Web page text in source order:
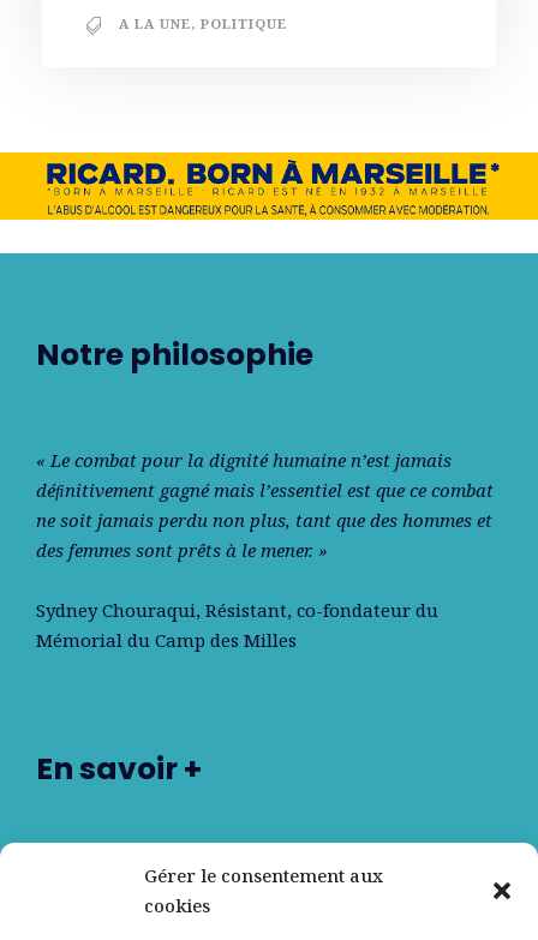
Gérer le consentement aux
cookies
A LA UNE, POLITIQUE
Notre philosophie
« Le combat pour la dignité humaine n’est jamais
déﬁnitivement gagné mais l’essentiel est que ce combat
ne soit jamais perdu non plus, tant que des hommes et
des femmes sont prêts à le mener. »
Sydney Chouraqui, Résistant, co-fondateur du
Mémorial du Camp des Milles
En savoir +
Nos partenaires